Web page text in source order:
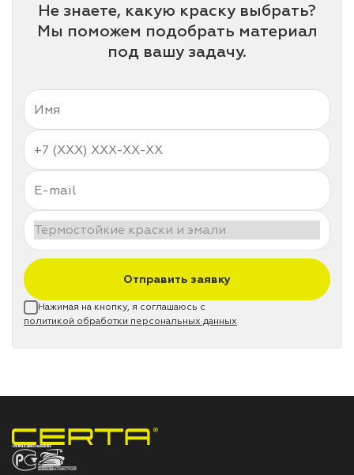
Не знаете, какую краску выбрать?
Мы поможем подобрать материал
под вашу задачу.
Отправить заявку
Нажимая на кнопку, я соглашаюсь с
политикой обработки персональных данных
НПП «СПЕКТР» ЗАВОД ЛАКОКРАСОЧНЫХ МАТЕРИАЛОВ